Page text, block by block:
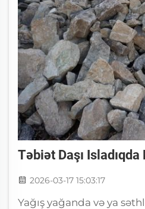
Təbiət Daşı
2026-03-17 15:03:17
Yağış yağanda və ya